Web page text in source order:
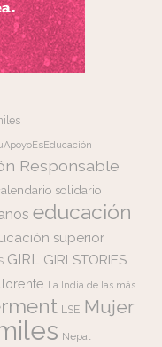
Responsable
solidario
educación
superior
GIRL GIRLSTORIES
La India de las más
LSE Mujer
Nepal